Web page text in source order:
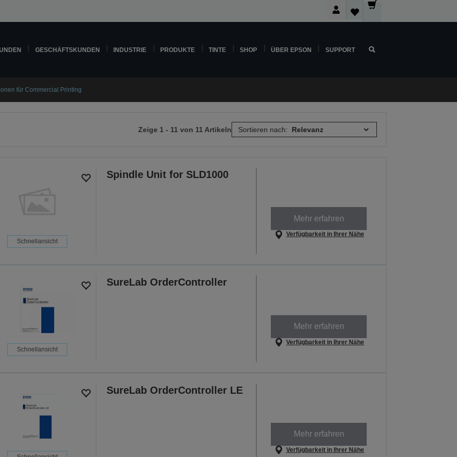
GESCHÄFTSKUNDEN INDUSTRIE PRODUKTE TINTE SHOP ÜBER EPSON SUPPORT
für Commercial Printing
Zeige 1 - 11 von 11 Artikeln Sortieren nach:
Schnellansicht
Spindle Unit for SLD1000
Mehr erfahren
Verfügbarkeit in Ihrer Nähe
Schnellansicht
SureLab OrderController
Mehr erfahren
Verfügbarkeit in Ihrer Nähe
SureLab OrderController LE
Mehr erfahren
Verfügbarkeit in Ihrer Nähe